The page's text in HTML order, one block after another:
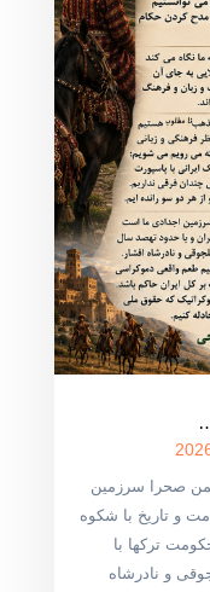
صحرا سرزمین
و تاریخ با شکوه
ترکها با
و نادرشاه